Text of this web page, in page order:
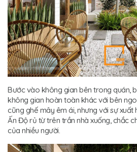
Bước vào không gian bên trong quán,
không gian hoàn toàn khác với bên
cũng ghế mây êm ái, nhưng với sự
Ấn Độ rủ từ trên trần nhà xuống, chắc
của nhiều người.